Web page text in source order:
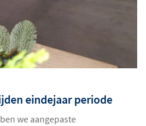
eindejaar periode
we aangepaste